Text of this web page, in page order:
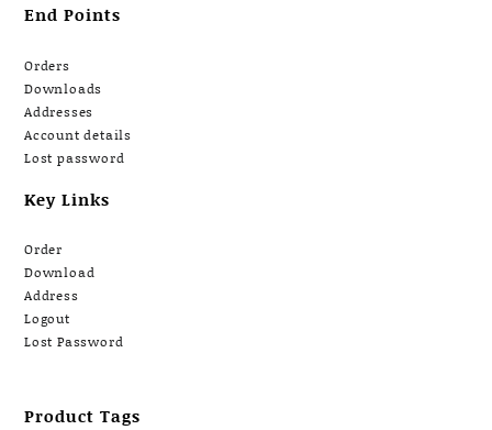
End Points
Orders
Downloads
Addresses
Account details
Lost password
Key Links
Order
Download
Address
Logout
Lost Password
Product Tags